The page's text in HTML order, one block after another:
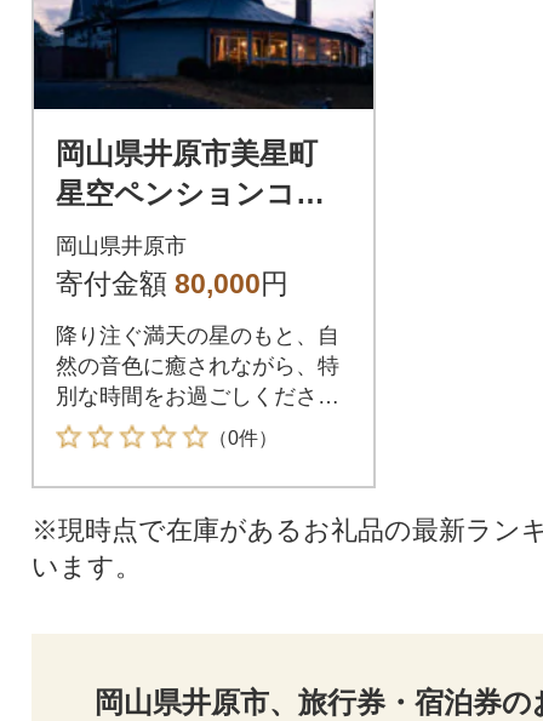
岡山県井原市美星町
星空ペンションコメ
ット1泊2日2食付 ペア
2名様 宿泊補助券【2
岡山県井原市
寄付金額 80,000円
降り注ぐ満天の星のもと、自
然の音色に癒されながら、特
別な時間をお過ごしくださ
い。
（0件）
※現時点で在庫があるお礼品の最新ラン
います。
岡山県井原市、旅行券・宿泊券